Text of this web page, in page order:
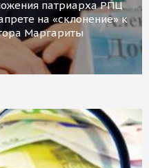
патриарха РПЦ
на «склонение» к
Маргариты